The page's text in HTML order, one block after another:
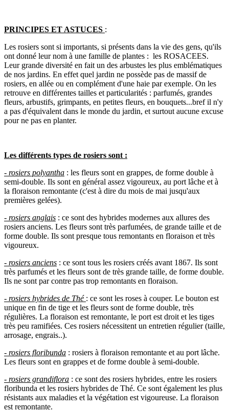
PRINCIPES ET ASTUCES :
Les rosiers sont si importants, si présents dans la vie des gens, qu'ils
ont donné leur nom à une famille de plantes : les ROSACEES.
Leur grande diversité en fait un des arbustes les plus emblématiques
de nos jardins. En effet quel jardin ne possède pas de massif de
rosiers, en allée ou en complément d'une haie par exemple. On les
retrouve en différentes tailles et particularités : parfumés, grandes
fleurs, arbustifs, grimpants, en petites fleurs, en bouquets...bref il n'y
a pas d'équivalent dans le monde du jardin, et surtout aucune excuse
pour ne pas en planter.
Les différents types de rosiers sont :
- rosiers polyantha : les fleurs sont en grappes, de forme double à
semi-double. Ils sont en général assez vigoureux, au port lâche et à
la floraison remontante (c'est à dire du mois de mai jusqu'aux
premières gelées).
- rosiers anglais : ce sont des hybrides modernes aux allures des
rosiers anciens. Les fleurs sont très parfumées, de grande taille et de
forme double. Ils sont presque tous remontants en floraison et très
vigoureux.
- rosiers anciens : ce sont tous les rosiers créés avant 1867. Ils sont
très parfumés et les fleurs sont de très grande taille, de forme double.
Ils ne sont par contre pas trop remontants en floraison.
- rosiers hybrides de Thé : ce sont les roses à couper. Le bouton est
unique en fin de tige et les fleurs sont de forme double, très
régulières. La floraison est remontante, le port est droit et les tiges
très peu ramifiées. Ces rosiers nécessitent un entretien régulier (taille,
arrosage, engrais..).
- rosiers floribunda : rosiers à floraison remontante et au port lâche.
Les fleurs sont en grappes et de forme double à semi-double.
- rosiers grandiflora : ce sont des rosiers hybrides, entre les rosiers
floribunda et les rosiers hybrides de Thé. Ce sont également les plus
résistants aux maladies et la végétation est vigoureuse. La floraison
est remontante.